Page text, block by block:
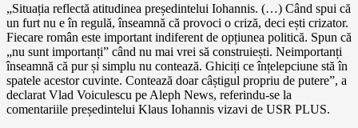
„Situația reflectă atitudinea președintelui Iohannis. (…) Când spui că
un furt nu e în regulă, înseamnă că provoci o criză, deci ești crizator.
Fiecare român este important indiferent de opțiunea politică. Spun că
„nu sunt importanți” când nu mai vrei să construiești. Neimportanți
înseamnă că pur și simplu nu contează. Ghiciți ce înțelepciune stă în
spatele acestor cuvinte. Contează doar câștigul propriu de putere”, a
declarat Vlad Voiculescu pe Aleph News, referindu-se la
comentariile președintelui Klaus Iohannis vizavi de USR PLUS.